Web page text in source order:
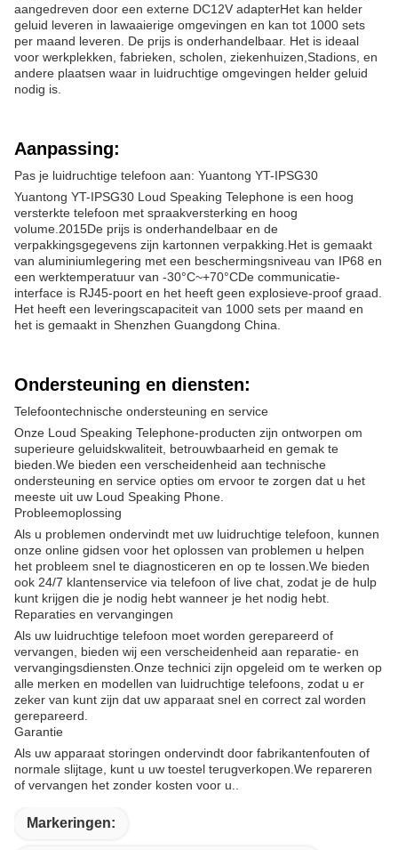
aangedreven door een externe DC12V adapterHet kan helder
geluid leveren in lawaaierige omgevingen en kan tot 1000 sets
per maand leveren. De prijs is onderhandelbaar. Het is ideaal
voor werkplekken, fabrieken, scholen, ziekenhuizen,Stadions, en
andere plaatsen waar in luidruchtige omgevingen helder geluid
nodig is.
Aanpassing:
Pas je luidruchtige telefoon aan: Yuantong YT-IPSG30
Yuantong YT-IPSG30 Loud Speaking Telephone is een hoog
versterkte telefoon met spraakversterking en hoog
volume.2015De prijs is onderhandelbaar en de
verpakkingsgegevens zijn kartonnen verpakking.Het is gemaakt
van aluminiumlegering met een beschermingsniveau van IP68 en
een werktemperatuur van -30°C~+70°CDe communicatie-
interface is RJ45-poort en het heeft geen explosieve-proof graad.
Het heeft een leveringscapaciteit van 1000 sets per maand en
het is gemaakt in Shenzhen Guangdong China.
Ondersteuning en diensten:
Telefoontechnische ondersteuning en service
Onze Loud Speaking Telephone-producten zijn ontworpen om
superieure geluidskwaliteit, betrouwbaarheid en gemak te
bieden.We bieden een verscheidenheid aan technische
ondersteuning en service opties om ervoor te zorgen dat u het
meeste uit uw Loud Speaking Phone.
Probleemoplossing
Als u problemen ondervindt met uw luidruchtige telefoon, kunnen
onze online gidsen voor het oplossen van problemen u helpen
het probleem snel te diagnosticeren en op te lossen.We bieden
ook 24/7 klantenservice via telefoon of live chat, zodat je de hulp
kunt krijgen die je nodig hebt wanneer je het nodig hebt.
Reparaties en vervangingen
Als uw luidruchtige telefoon moet worden gerepareerd of
vervangen, bieden wij een verscheidenheid aan reparatie- en
vervangingsdiensten.Onze technici zijn opgeleid om te werken op
alle merken en modellen van luidruchtige telefoons, zodat u er
zeker van kunt zijn dat uw apparaat snel en correct zal worden
gerepareerd.
Garantie
Als uw apparaat storingen ondervindt door fabrikantenfouten of
normale slijtage, kunt u uw toestel terugverkopen.We repareren
of vervangen het zonder kosten voor u..
Markeringen: